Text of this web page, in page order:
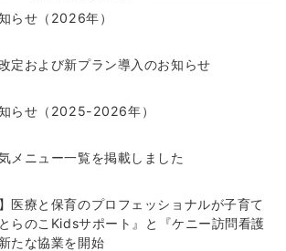
らせ（2026年）
定および新プラン導入のお知らせ
らせ（2025-2026年）
メニュー一覧を掲載しました
医療と保育のプロフェッショナルが子育て
らのこKidsサポート』と『ケニー訪問看護
たな協業を開始